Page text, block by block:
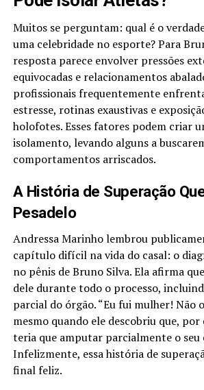
Muitos se perguntam: qual é o
uma celebridade no esporte? Para
resposta parece envolver pressões
equivocadas e relacionamentos
profissionais frequentemente
estresse, rotinas exaustivas e
holofotes. Esses fatores podem criar
isolamento, levando alguns a
comportamentos arriscados.
A História de Superação
Pesadelo
Andressa Marinho lembrou
capítulo difícil na vida do casal: o
no pênis de Bruno Silva. Ela afirma
dele durante todo o processo,
parcial do órgão. “Eu fui mulher! Não
mesmo quando ele descobriu que, por
teria que amputar parcialmente o seu
Infelizmente, essa história de
final feliz.